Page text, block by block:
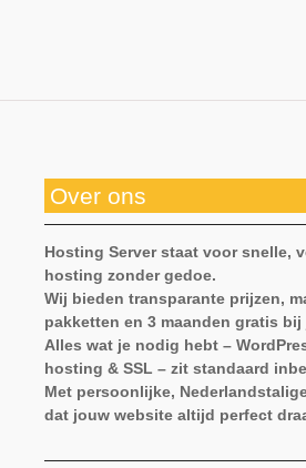
Over ons
Hosting Server staat voor snelle,
hosting zonder gedoe.
Wij bieden transparante prijzen,
pakketten en 3 maanden gratis bij
Alles wat je nodig hebt –
hosting & SSL – zit standaard
Met persoonlijke,
dat jouw website altijd perfect